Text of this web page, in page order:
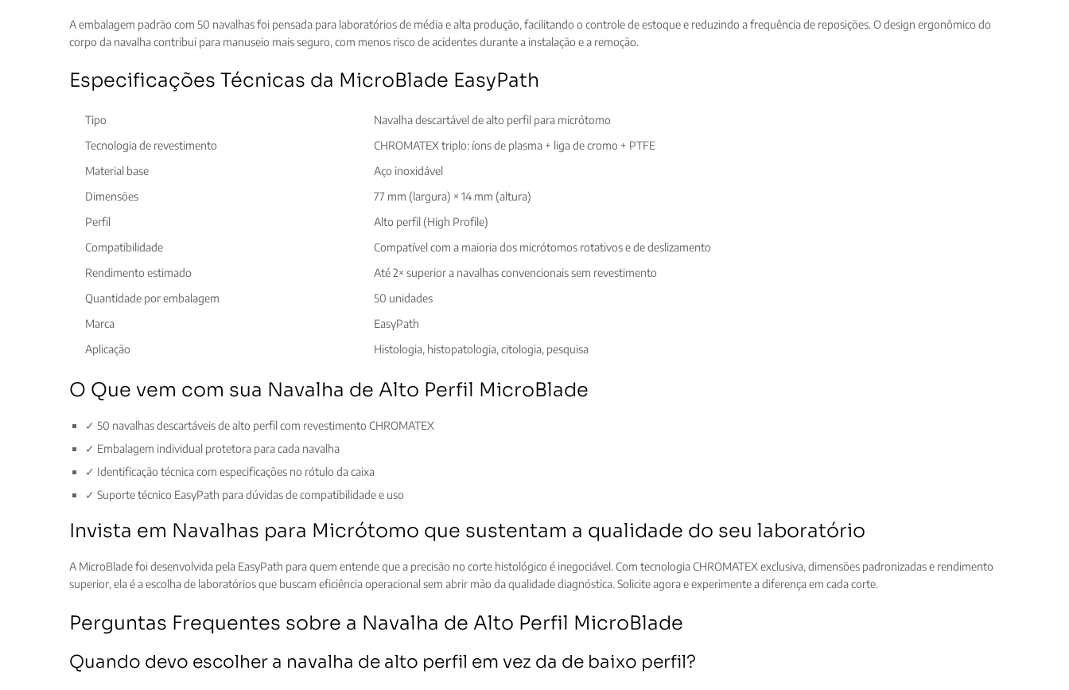
A embalagem padrão com 50 navalhas foi pensada para laboratórios de média e alta produção, facilitando o controle de estoque e reduzindo a frequência de reposições. O design ergonômico do
corpo da navalha contribui para manuseio mais seguro, com menos risco de acidentes durante a instalação e a remoção.
Especificações Técnicas da MicroBlade EasyPath
Tipo
Navalha descartável de alto perfil para micrótomo
Tecnologia de revestimento
CHROMATEX triplo: íons de plasma + liga de cromo + PTFE
Material base
Aço inoxidável
Dimensões
77 mm (largura) × 14 mm (altura)
Perfil
Alto perfil (High Profile)
Compatibilidade
Compatível com a maioria dos micrótomos rotativos e de deslizamento
Rendimento estimado
Até 2× superior a navalhas convencionais sem revestimento
Quantidade por embalagem
50 unidades
Marca
EasyPath
Aplicação
Histologia, histopatologia, citologia, pesquisa
O Que vem com sua Navalha de Alto Perfil MicroBlade
✓ 50 navalhas descartáveis de alto perfil com revestimento CHROMATEX
✓ Embalagem individual protetora para cada navalha
✓ Identificação técnica com especificações no rótulo da caixa
✓ Suporte técnico EasyPath para dúvidas de compatibilidade e uso
Invista em Navalhas para Micrótomo que sustentam a qualidade do seu laboratório
A MicroBlade foi desenvolvida pela EasyPath para quem entende que a precisão no corte histológico é inegociável. Com tecnologia CHROMATEX exclusiva, dimensões padronizadas e rendimento
superior, ela é a escolha de laboratórios que buscam eficiência operacional sem abrir mão da qualidade diagnóstica. Solicite agora e experimente a diferença em cada corte.
Perguntas Frequentes sobre a Navalha de Alto Perfil MicroBlade
Quando devo escolher a navalha de alto perfil em vez da de baixo perfil?